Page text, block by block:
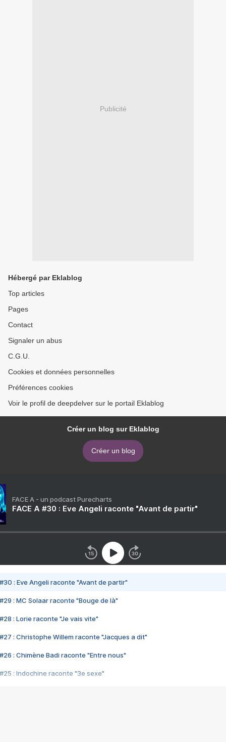
Publicité
Hébergé par Eklablog
Top articles
Pages
Contact
Signaler un abus
C.G.U.
Cookies et données personnelles
Préférences cookies
Voir le profil de deepdelver sur le portail Eklablog
Créer un blog sur Eklablog
Créer un blog
FACE A - un podcast Purecharts
FACE A #30 : Eve Angeli raconte "Avant de partir"
#30 : Eve Angeli raconte "Avant de partir"
#29 : MC Solaar raconte "Bouge de là"
#28 : Lorie raconte "Je vais vite"
#27 : Christophe Willem raconte "Jacques a dit"
#26 : Chimène Badi raconte "Entre nous"
#25 : Indochine raconte "3e sexe"